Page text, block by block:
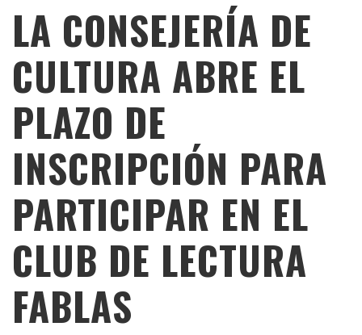
LA CONSEJERÍA DE
CULTURA ABRE EL
PLAZO DE
INSCRIPCIÓN PARA
PARTICIPAR EN EL
CLUB DE LECTURA
FABLAS